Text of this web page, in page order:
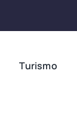
Turismo